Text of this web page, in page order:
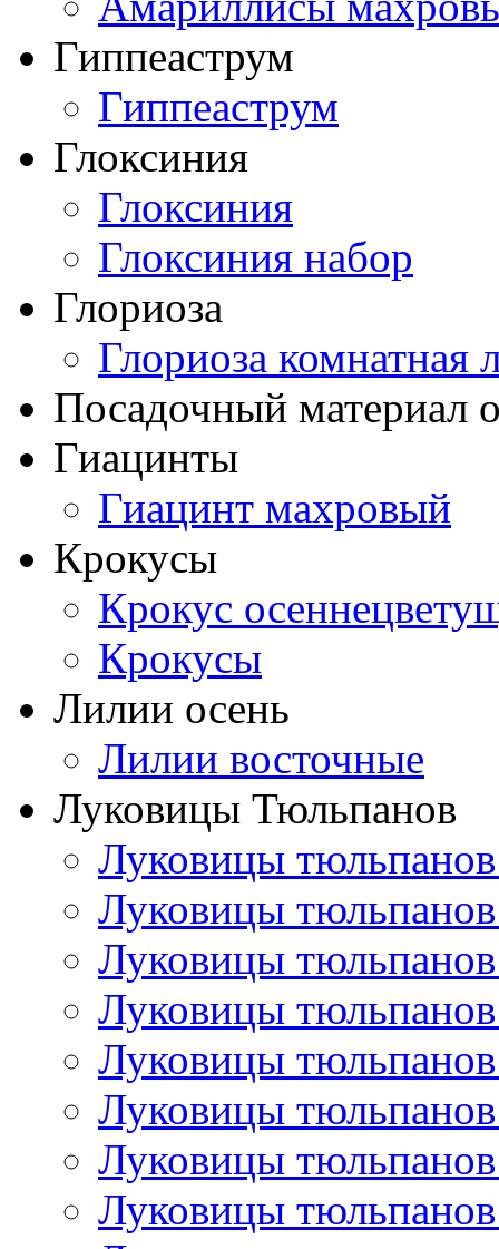
Гиппеаструм
Гиппеаструм
Глоксиния
Глоксиния
Глоксиния набор
Глориоза
Глориоза комнатная
Посадочный материал
Гиацинты
Гиацинт махровый
Крокусы
Крокус
Крокусы
Лилии осень
Лилии восточные
Луковицы Тюльпанов
Луковицы
Луковицы
Луковицы
Луковицы
Луковицы
Луковицы
Луковицы
Луковицы